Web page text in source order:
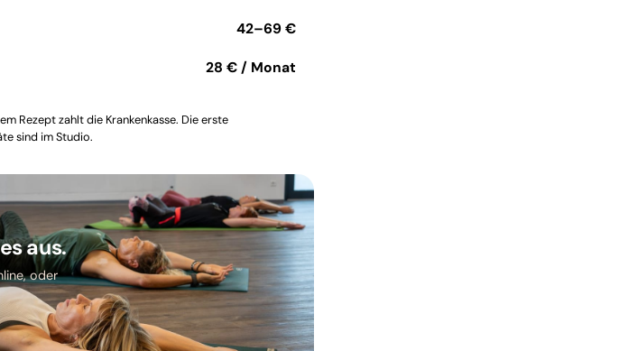
42–69 €
28 € / Monat
Rezept zahlt die Krankenkasse. Die erste
sind im Studio.
aus.
oder